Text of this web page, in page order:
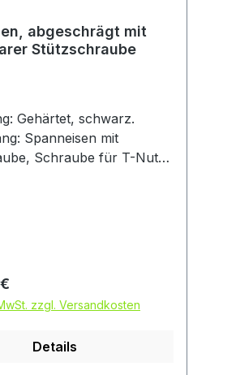
abgeschrägt mit
Stützschraube
Spanneisen mit
Schraube für T-Nuten
zzgl. Versandkosten
Details